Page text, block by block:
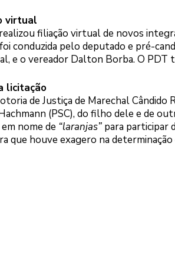
virtual
filiação virtual de novos
conduzida pelo deputado e pré-
e o vereador Dalton Borba. O PDT
licitação
de Justiça de Marechal
(PSC), do filho dele e de
nome de “laranjas” para participar
que houve exagero na